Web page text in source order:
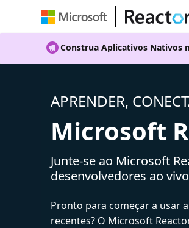
Construa Aplicativos Nativos
APRENDER,
Microsoft
Junte-se ao Microsoft
desenvolvedores ao vivo
Pronto para começar a usar
recentes? O Microsoft